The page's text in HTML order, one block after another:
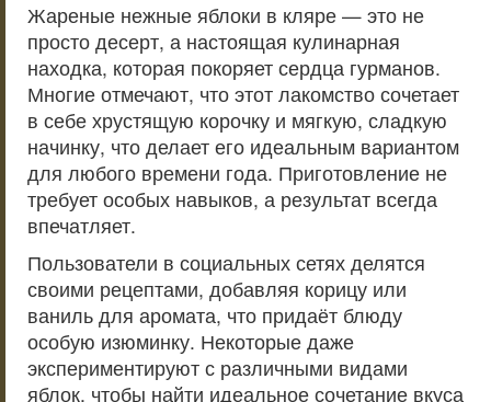
Жареные нежные яблоки в кляре — это не
просто десерт, а настоящая кулинарная
находка, которая покоряет сердца гурманов.
Многие отмечают, что этот лакомство сочетает
в себе хрустящую корочку и мягкую, сладкую
начинку, что делает его идеальным вариантом
для любого времени года. Приготовление не
требует особых навыков, а результат всегда
впечатляет.
Пользователи в социальных сетях делятся
своими рецептами, добавляя корицу или
ваниль для аромата, что придаёт блюду
особую изюминку. Некоторые даже
экспериментируют с различными видами
яблок, чтобы найти идеальное сочетание вкуса